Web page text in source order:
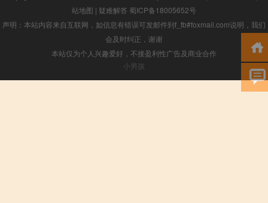
站地图 | 疑难解答 蜀ICP备18005652号
声明：本站内容来自互联网，如信息有错误可发邮件到f_fb#foxmail.com说明，我们
会及时纠正，谢谢
本站仅为个人兴趣爱好，不接盈利性广告及商业合作
小男孩